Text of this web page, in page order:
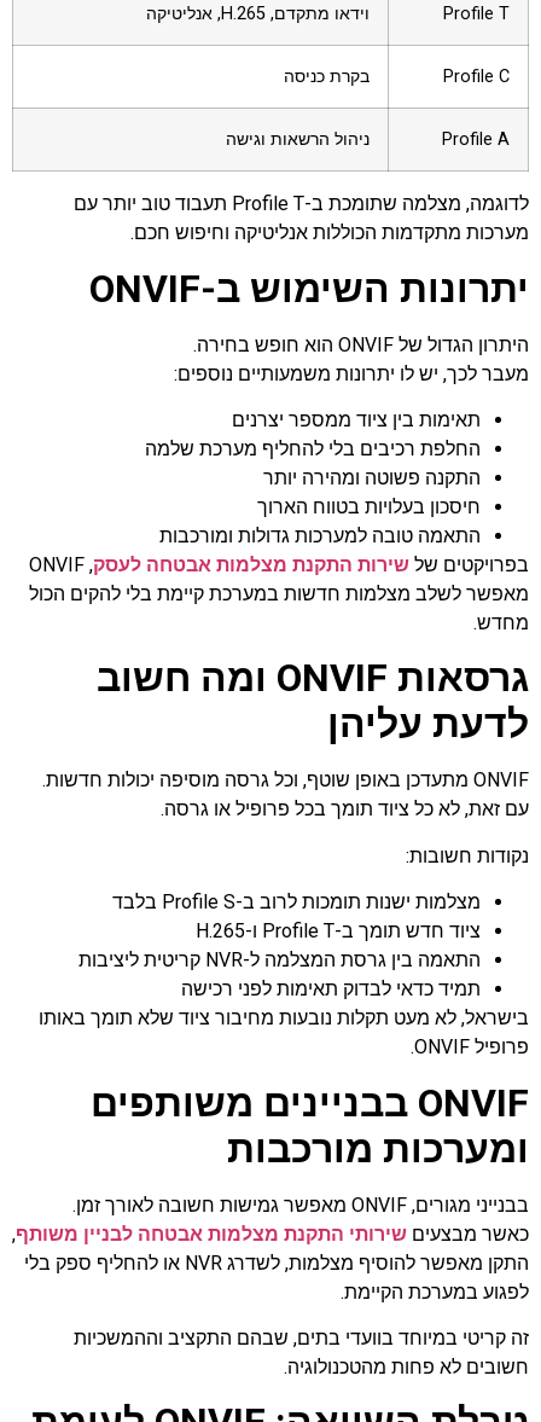
Profile T וידאו מתקדם, H.265, אנליטיקה
Profile C בקרת כניסה
Profile A ניהול הרשאות וגישה
לדוגמה, מצלמה שתומכת ב-Profile T תעבוד טוב יותר עם
מערכות מתקדמות הכוללות אנליטיקה וחיפוש חכם.
יתרונות השימוש ב-ONVIF
היתרון הגדול של ONVIF הוא חופש בחירה.
מעבר לכך, יש לו יתרונות משמעותיים נוספים:
תאימות בין ציוד ממספר יצרנים
החלפת רכיבים בלי להחליף מערכת שלמה
התקנה פשוטה ומהירה יותר
חיסכון בעלויות בטווח הארוך
התאמה טובה למערכות גדולות ומורכבות
בפרויקטים של שירות התקנת מצלמות אבטחה לעסק , ONVIF
מאפשר לשלב מצלמות חדשות במערכת קיימת בלי להקים הכול
מחדש.
גרסאות ONVIF ומה חשוב
לדעת עליהן
ONVIF מתעדכן באופן שוטף, וכל גרסה מוסיפה יכולות חדשות.
עם זאת, לא כל ציוד תומך בכל פרופיל או גרסה.
נקודות חשובות:
מצלמות ישנות תומכות לרוב ב-Profile S בלבד
ציוד חדש תומך ב-Profile T ו-H.265
התאמה בין גרסת המצלמה ל-NVR קריטית ליציבות
תמיד כדאי לבדוק תאימות לפני רכישה
בישראל, לא מעט תקלות נובעות מחיבור ציוד שלא תומך באותו
פרופיל ONVIF.
ONVIF בבניינים משותפים
ומערכות מורכבות
בבנייני מגורים, ONVIF מאפשר גמישות חשובה לאורך זמן.
כאשר מבצעים שירותי התקנת מצלמות אבטחה לבניין משותף,
התקן מאפשר להוסיף מצלמות, לשדרג NVR או להחליף ספק בלי
לפגוע במערכת הקיימת.
זה קריטי במיוחד בוועדי בתים, שבהם התקציב וההמשכיות
חשובים לא פחות מהטכנולוגיה.